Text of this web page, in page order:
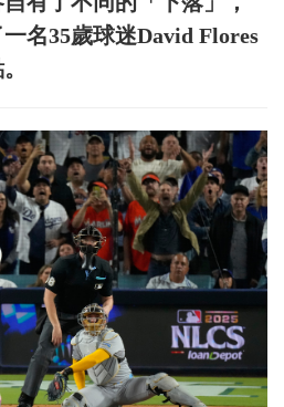
名35歲球迷David Flores